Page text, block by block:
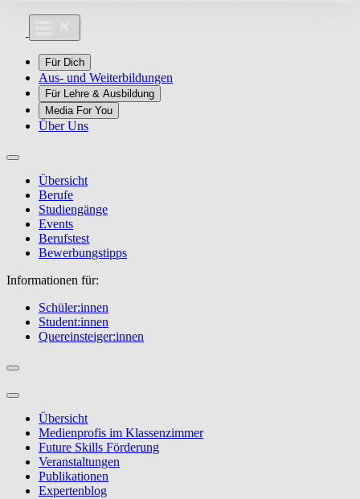
Für Dich
Aus- und Weiterbildungen
Für Lehre & Ausbildung
Media For You
Über Uns
Übersicht
Berufe
Studiengänge
Events
Berufstest
Bewerbungstipps
Informationen für:
Schüler:innen
Student:innen
Quereinsteiger:innen
Übersicht
Medienprofis im Klassenzimmer
Future Skills Förderung
Veranstaltungen
Publikationen
Expertenblog